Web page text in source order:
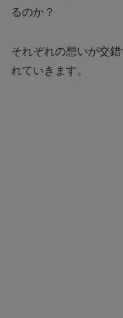
るのか？
それぞれの想いが交
れていきます。